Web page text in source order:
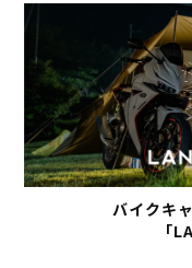
バイクキ
「